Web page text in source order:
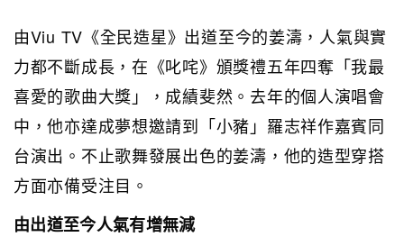
由Viu TV《全民造星》出道至今的姜濤，人氣與實
力都不斷成長，在《叱咤》頒獎禮五年四奪「我最
喜愛的歌曲大獎」，成績斐然。去年的個人演唱會
中，他亦達成夢想邀請到「小豬」羅志祥作嘉賓同
台演出。不止歌舞發展出色的姜濤，他的造型穿搭
方面亦備受注目。
由出道至今人氣有增無減